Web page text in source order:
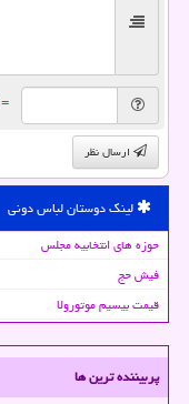
= ۴ بعلاوه ۳
ارسال نظر
لینک دوستان لباس دونی
حوزه های انتخابیه مجلس
فیش حج
قیمت بیسیم موتورولا
پربیننده ترین ها